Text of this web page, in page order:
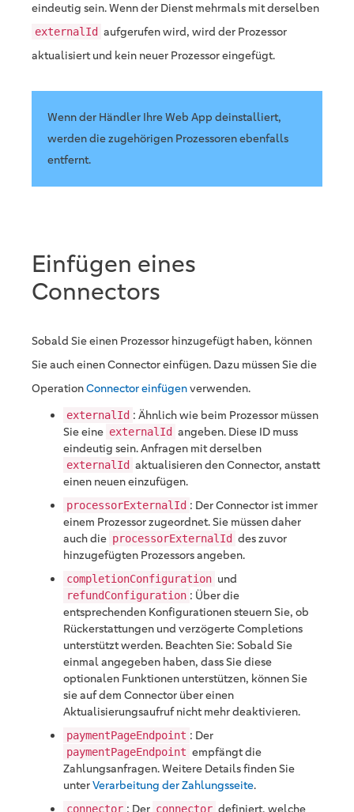
eindeutig sein. Wenn der Dienst mehrmals mit derselben
externalId aufgerufen wird, wird der Prozessor
aktualisiert und kein neuer Prozessor eingefügt.
Wenn der Händler Ihre Web App deinstalliert,
werden die zugehörigen Prozessoren ebenfalls
entfernt.
Einfügen eines
Connectors
Sobald Sie einen Prozessor hinzugefügt haben, können
Sie auch einen Connector einfügen. Dazu müssen Sie die
OperationConnector einfügenverwenden.
externalId : Ähnlich wie beim Prozessor müssen
Sie eine externalId angeben. Diese ID muss
eindeutig sein. Anfragen mit derselben
externalId aktualisieren den Connector, anstatt
einen neuen einzufügen.
processorExternalId : Der Connector ist immer
einem Prozessor zugeordnet. Sie müssen daher
auch die processorExternalId des zuvor
hinzugefügten Prozessors angeben.
completionConfiguration und
refundConfiguration : Über die
entsprechenden Konfigurationen steuern Sie, ob
Rückerstattungen und verzögerte Completions
unterstützt werden. Beachten Sie: Sobald Sie
einmal angegeben haben, dass Sie diese
optionalen Funktionen unterstützen, können Sie
sie auf dem Connector über einen
Aktualisierungsaufruf nicht mehr deaktivieren.
paymentPageEndpoint : Der
paymentPageEndpoint empfängt die
Zahlungsanfragen. Weitere Details finden Sie
unterVerarbeitung der Zahlungsseite.
connector : Der connector definiert, welche